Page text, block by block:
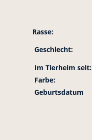
Rasse:
Geschlecht:
Im Tierheim seit:
Farbe:
Geburtsdatum